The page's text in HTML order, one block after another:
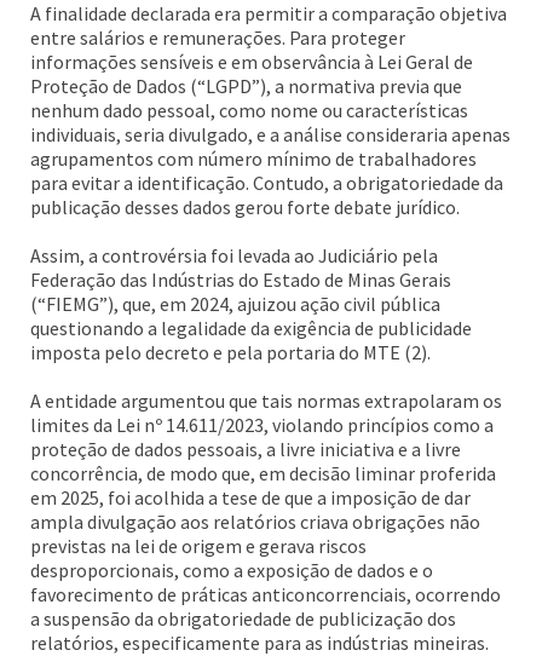
A finalidade declarada era permitir a comparação objetiva
entre salários e remunerações. Para proteger
informações sensíveis e em observância à Lei Geral de
Proteção de Dados (“LGPD”), a normativa previa que
nenhum dado pessoal, como nome ou características
individuais, seria divulgado, e a análise consideraria apenas
agrupamentos com número mínimo de trabalhadores
para evitar a identificação. Contudo, a obrigatoriedade da
publicação desses dados gerou forte debate jurídico.
Assim, a controvérsia foi levada ao Judiciário pela
Federação das Indústrias do Estado de Minas Gerais
(“FIEMG”), que, em 2024, ajuizou ação civil pública
questionando a legalidade da exigência de publicidade
imposta pelo decreto e pela portaria do MTE (2).
A entidade argumentou que tais normas extrapolaram os
limites da Lei nº 14.611/2023, violando princípios como a
proteção de dados pessoais, a livre iniciativa e a livre
concorrência, de modo que, em decisão liminar proferida
em 2025, foi acolhida a tese de que a imposição de dar
ampla divulgação aos relatórios criava obrigações não
previstas na lei de origem e gerava riscos
desproporcionais, como a exposição de dados e o
favorecimento de práticas anticoncorrenciais, ocorrendo
a suspensão da obrigatoriedade de publicização dos
relatórios, especificamente para as indústrias mineiras.